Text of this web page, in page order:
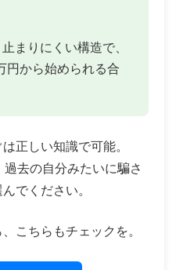
まりにくい構造で、
円から始められる合
正しい知識で可能。
去の自分みたいに騙さ
でください。
こちらもチェックを。